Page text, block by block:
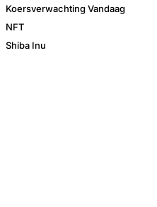
Koersverwachting Vandaag
NFT
Shiba Inu